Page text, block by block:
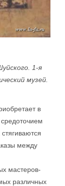
1-я
музей.
в
между
мастеров-
различных